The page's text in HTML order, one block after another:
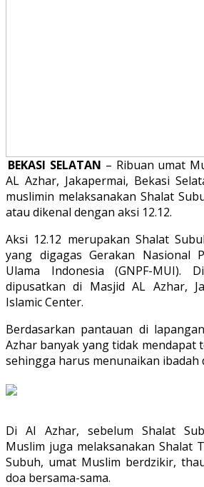
BEKASI SELATAN – Ribuan umat
AL Azhar, Jakapermai, Bekasi
muslimin melaksanakan Shalat
atau dikenal dengan aksi 12.12.
Aksi 12.12 merupakan Shalat
yang digagas Gerakan Nasional
Ulama Indonesia (GNPF-MUI).
dipusatkan di Masjid AL Azhar,
Islamic Center.
Berdasarkan pantauan di
Azhar banyak yang tidak mendapat
sehingga harus menunaikan ibadah
Di Al Azhar, sebelum Shalat
Muslim juga melaksanakan Shalat
Subuh, umat Muslim berdzikir,
doa bersama-sama.